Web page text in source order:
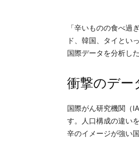
「辛いものの食べ
ド、韓国、タイとい
国際データを分析し
衝撃のデー
国際がん研究機関（
す。人口構成の違い
辛のイメージが強い